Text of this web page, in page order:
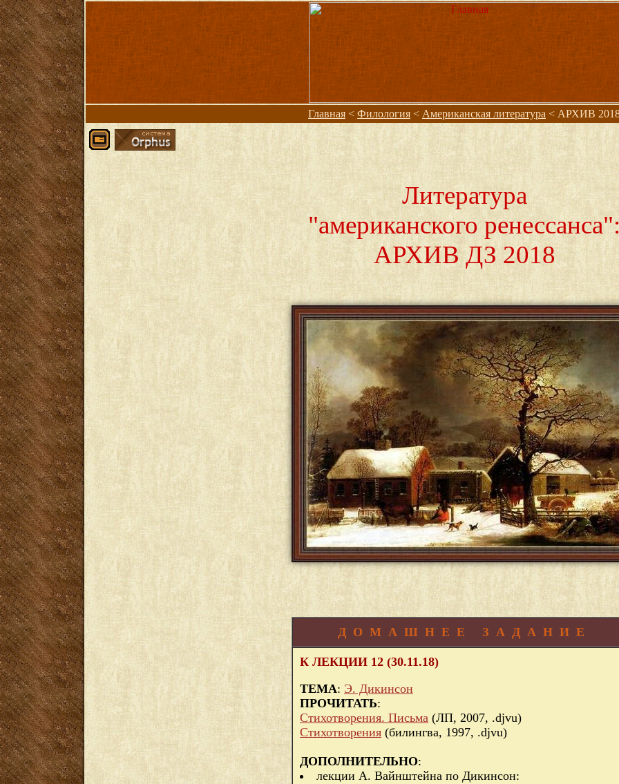
Главная < Филология < Американская литература < АРХИВ
Литература
"американского
АРХИВ ДЗ 2018
ДОМАШНЕЕ ЗАДАНИЕ
К ЛЕКЦИИ 12 (30.11.18)
ТЕМА: Э. Дикинсон
ПРОЧИТАТЬ:
Стихотворения. Письма (ЛП, 2007, .djvu)
Стихотворения (билингва, 1997, .djvu)
ДОПОЛНИТЕЛЬНО:
лекции А. Вайнштейна по Дикинсон: